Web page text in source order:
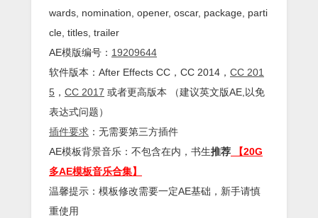
wards, nomination, opener, oscar, package, parti
cle, titles, trailer
AE模版编号： 19209644
软件版本： After Effects CC ，CC 2014， CC 201
5 ， CC 2017 或者更高版本 （建议英文版AE,以免
表达式问题）
插件要求 ：无需要第三方插件
AE模板背景音乐：不包含在内，书生推荐 【20G
多AE模板音乐合集】
温馨提示：模板修改需要一定AE基础，新手请慎
重使用